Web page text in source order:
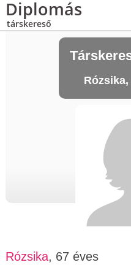
Diplomás
társkereső
Rózsika, 67 éves